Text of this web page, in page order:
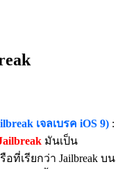
เจลเบรค iOS 9) :
มันเป็น
ที่เรียกว่า Jailbreak บน